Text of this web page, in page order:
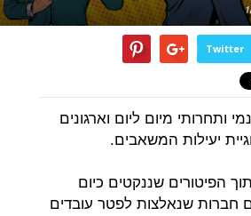
Twitter
ותחרותי מיום ליום וארגונים
יעילות המשאבים.
הפיטורים שננקטים כיום
שנאלצות לפטר עובדים